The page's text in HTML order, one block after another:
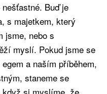
Buď je
s majetkem, který
jsme, nebo s
myslí. Pokud jsme se
a naším příběhem,
staneme se